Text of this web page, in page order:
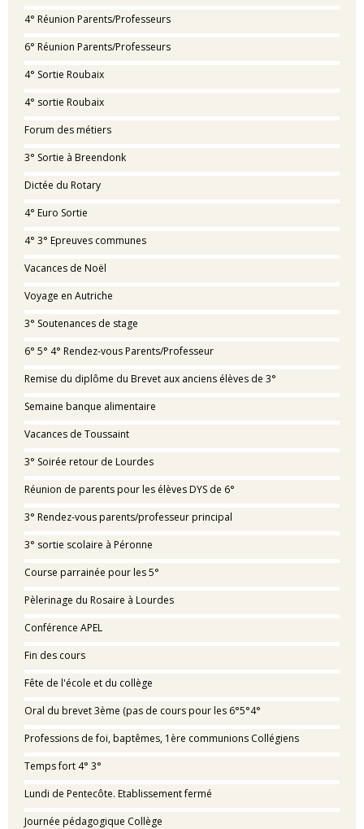
4° Réunion Parents/Professeurs
6° Réunion Parents/Professeurs
4° Sortie Roubaix
4° sortie Roubaix
Forum des métiers
3° Sortie à Breendonk
Dictée du Rotary
4° Euro Sortie
4° 3° Epreuves communes
Vacances de Noël
Voyage en Autriche
3° Soutenances de stage
6° 5° 4° Rendez-vous Parents/Professeur
Remise du diplôme du Brevet aux anciens élèves de 3°
Semaine banque alimentaire
Vacances de Toussaint
3° Soirée retour de Lourdes
Réunion de parents pour les élèves DYS de 6°
3° Rendez-vous parents/professeur principal
3° sortie scolaire à Péronne
Course parrainée pour les 5°
Pèlerinage du Rosaire à Lourdes
Conférence APEL
Fin des cours
Fête de l'école et du collège
Oral du brevet 3ème (pas de cours pour les 6°5°4°
Professions de foi, baptêmes, 1ère communions Collégiens
Temps fort 4° 3°
Lundi de Pentecôte. Etablissement fermé
Journée pédagogique Collège